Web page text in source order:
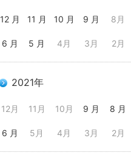
12 月 11 月 10 月 9 月 8月
6 月 5 月 4月 3月 2月
2021年
12月 11月 10月 9 月 8 月
6 月 5月 4月 3月 2月